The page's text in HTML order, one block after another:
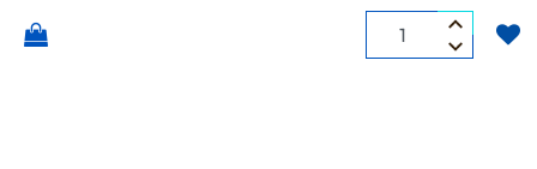
Quantità